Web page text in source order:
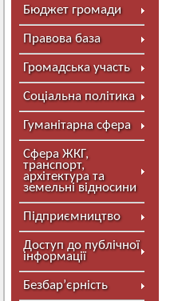
Бюджет громади
Правова база
Громадська участь
Соціальна політика
Гуманітарна сфера
Сфера ЖКГ,
транспорт,
архітектура та
земельні відносини
Підприємництво
Доступ до публічної
інформації
Безбар’єрність